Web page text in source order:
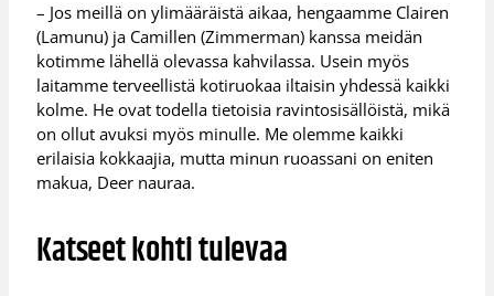
– Jos meillä on ylimääräistä aikaa, hengaamme Clairen
(Lamunu) ja Camillen (Zimmerman) kanssa meidän
kotimme lähellä olevassa kahvilassa. Usein myös
laitamme terveellistä kotiruokaa iltaisin yhdessä kaikki
kolme. He ovat todella tietoisia ravintosisällöistä, mikä
on ollut avuksi myös minulle. Me olemme kaikki
erilaisia kokkaajia, mutta minun ruoassani on eniten
makua, Deer nauraa.
Katseet kohti tulevaa